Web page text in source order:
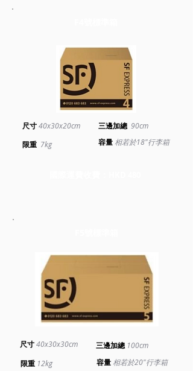
尺寸40x30x20cm
​限重 7kg
三邊加總 90cm
​容量相若於18"行李箱
尺寸40x30x30cm
​限重 12kg
三邊加總 100cm
​容量相若於20"行李箱